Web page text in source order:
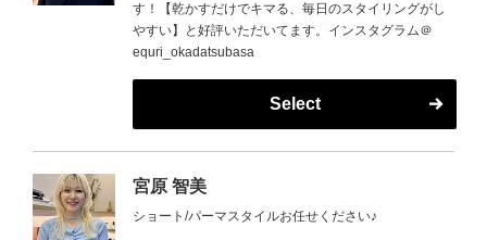
す！【乾かすだけでキマる、毎日のスタイリングがし
やすい】と好評いただいてます。インスタグラム＠
equri_okadatsubasa
Select
宮原 智美
ショート/パーマスタイルお任せください♪